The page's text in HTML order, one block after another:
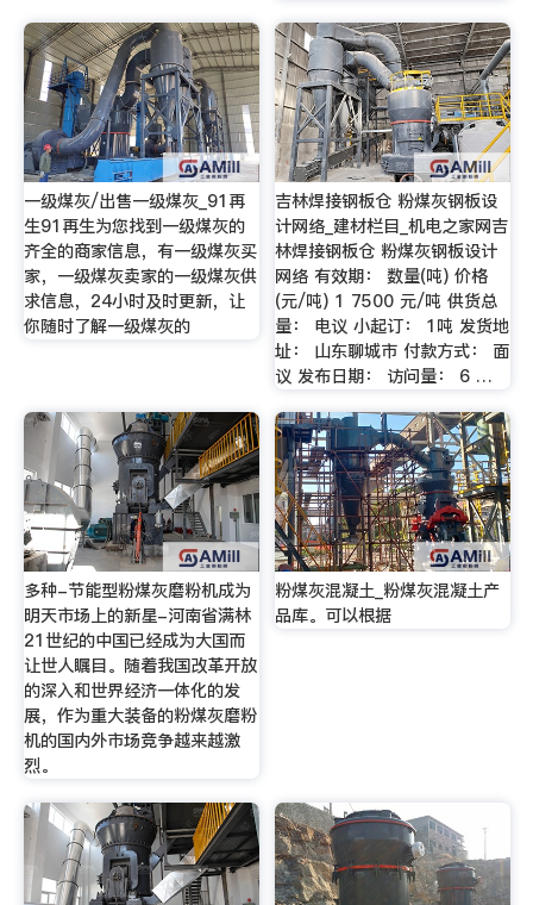
一级煤灰/出售一级煤灰_91再
生91再生为您找到一级煤灰的
齐全的商家信息，有一级煤灰买
家，一级煤灰卖家的一级煤灰供
求信息，24小时及时更新，让
你随时了解一级煤灰的
吉林焊接钢板仓 粉煤灰钢板设
计网络_建材栏目_机电之家网吉
林焊接钢板仓 粉煤灰钢板设计
网络 有效期： 数量(吨) 价格
(元/吨) 1 7500 元/吨 供货总
量： 电议 小起订： 1吨 发货地
址： 山东聊城市 付款方式： 面
议 发布日期： 访问量： 6 …
多种-节能型粉煤灰磨粉机成为
明天市场上的新星-河南省满林
21世纪的中国已经成为大国而
让世人瞩目。随着我国改革开放
的深入和世界经济一体化的发
展，作为重大装备的粉煤灰磨粉
机的国内外市场竞争越来越激
烈。
粉煤灰混凝土_粉煤灰混凝土产
品库。可以根据